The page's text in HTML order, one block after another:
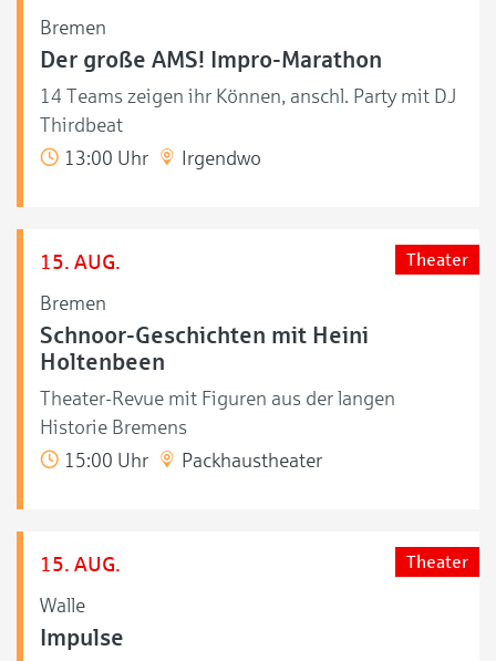
Bremen
Der große AMS! Impro-Marathon
14 Teams zeigen ihr Können, anschl. Party mit DJ
Thirdbeat
13:00 Uhr
Irgendwo
15. AUG.
Bremen
Theater
Schnoor-Geschichten mit Heini
Holtenbeen
Theater-Revue mit Figuren aus der langen
Historie Bremens
15:00 Uhr
Packhaustheater
15. AUG.
Walle
Theater
Impulse